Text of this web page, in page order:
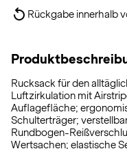
Rückgabe innerhalb
Rucksack für den
Luftzirkulation mit
Auflagefläche;
Schulterträger;
Rundbogen-
Wertsachen; elastische